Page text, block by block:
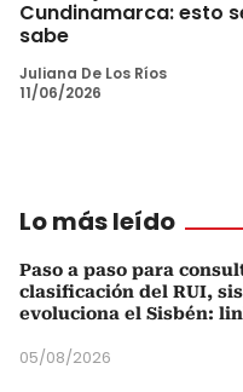
Cundinamarca: esto
sabe
Juliana De Los Ríos
11/06/2026
Lo más leído
Paso a paso para
clasificación del RUI,
evoluciona el Sisbén:
05/08/2026